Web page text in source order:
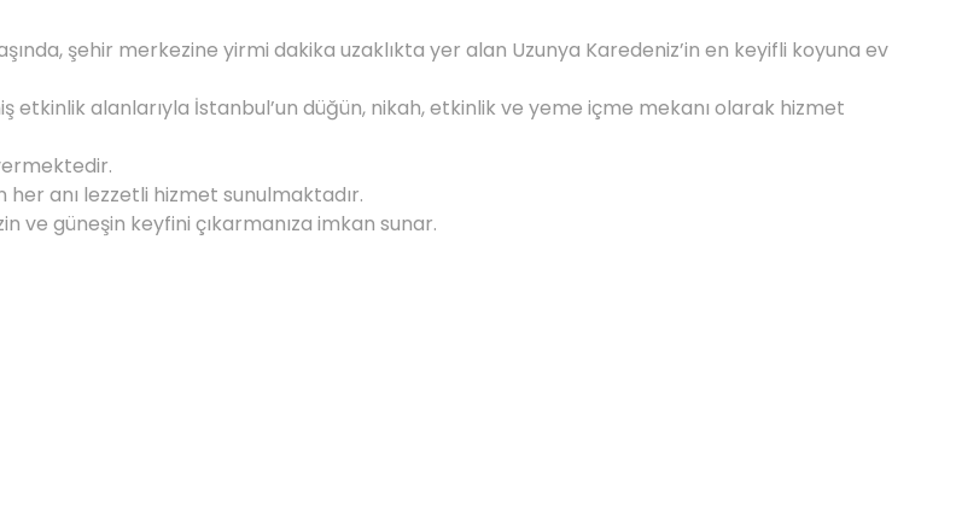
şehir merkezine yirmi dakika uzaklıkta yer alan Uzunya Karedeniz’in en keyifli koyuna ev
alanlarıyla İstanbul’un düğün, nikah, etkinlik ve yeme içme mekanı olarak hizmet
anı lezzetli hizmet sunulmaktadır.
ve güneşin keyfini çıkarmanıza imkan sunar.